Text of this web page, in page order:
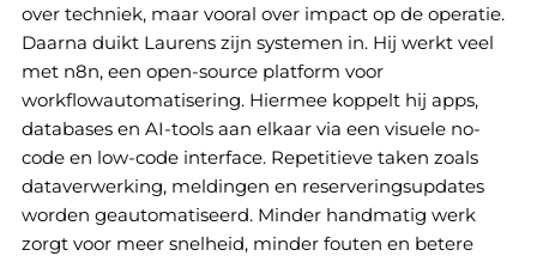
over techniek, maar vooral over impact op de operatie.
Daarna duikt Laurens zijn systemen in. Hij werkt veel
met n8n, een open-source platform voor
workflowautomatisering. Hiermee koppelt hij apps,
databases en AI-tools aan elkaar via een visuele no-
code en low-code interface. Repetitieve taken zoals
dataverwerking, meldingen en reserveringsupdates
worden geautomatiseerd. Minder handmatig werk
zorgt voor meer snelheid, minder fouten en betere